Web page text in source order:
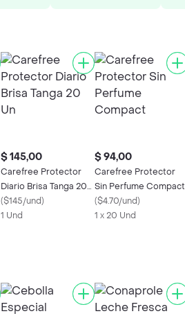
$ 145,00
Carefree Protector
Diario Brisa Tanga 20
Un
($145/und)
1 Und
$ 94,00
Carefree Protector
Sin Perfume Compact
($4.70/und)
1 x 20 Und